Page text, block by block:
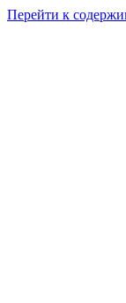
Перейти к